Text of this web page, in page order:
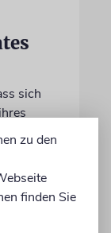
sich
zu den
finden Sie